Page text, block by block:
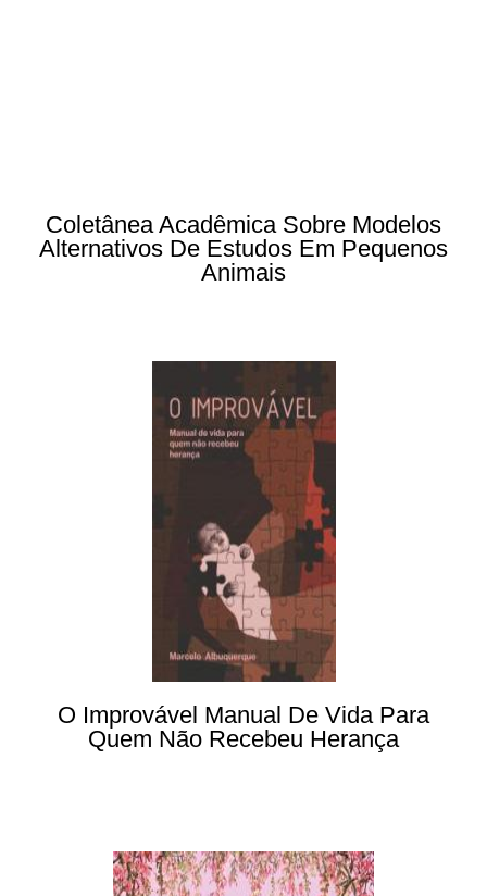
Coletânea Acadêmica Sobre Modelos
Alternativos De Estudos Em Pequenos
Animais
O Improvável Manual De Vida Para
Quem Não Recebeu Herança